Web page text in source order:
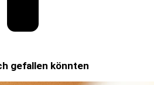
gefallen könnten